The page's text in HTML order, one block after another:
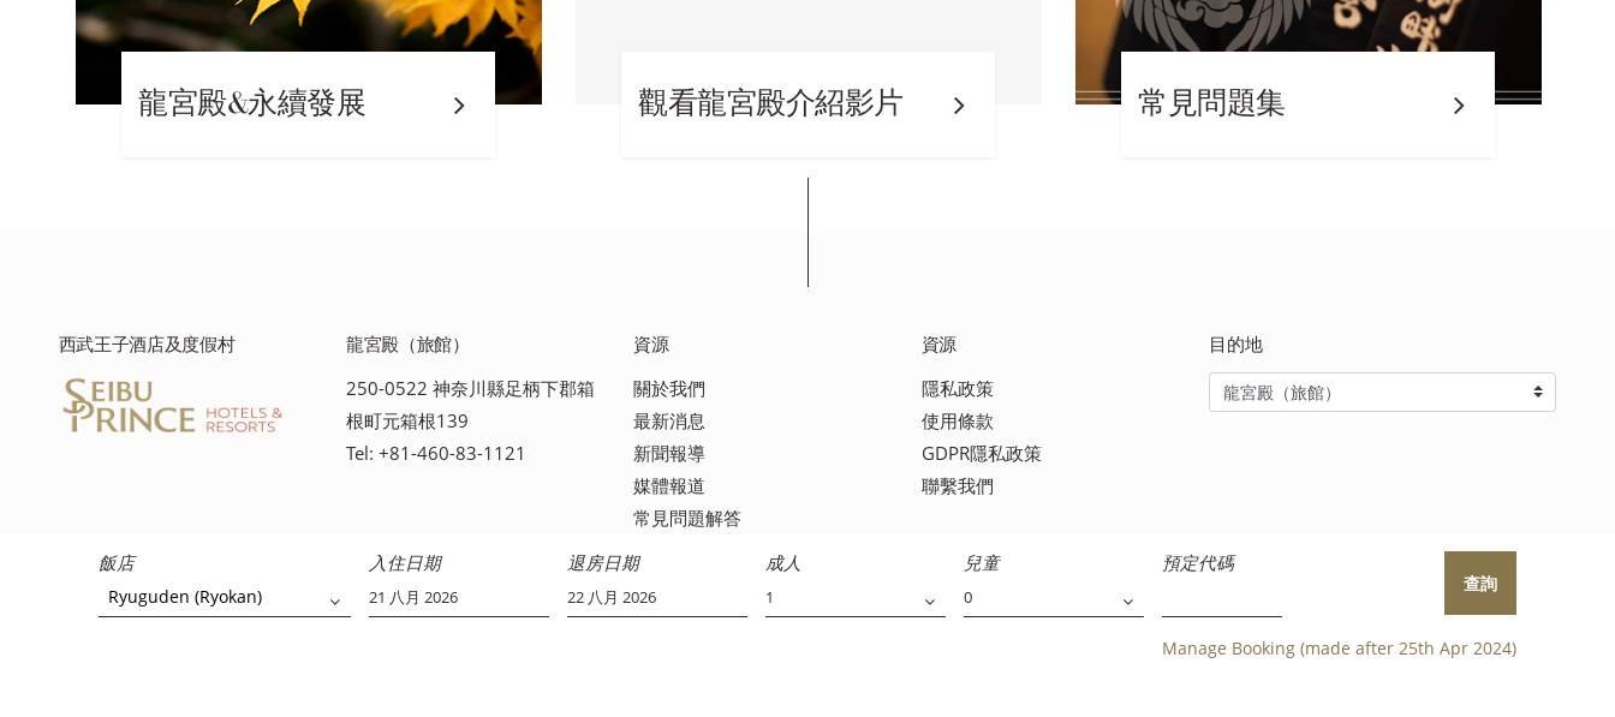
飯店
Ryuguden (Ryokan)
入住日期 退房日期 成人 兒童 預定代碼
查詢
Manage Booking (made after 25th Apr 2024)
龍宮殿&永續發展 觀看龍宮殿介紹影片 常見問題集
西武王子酒店及度假村
龍宮殿（旅館）
250-0522 神奈川縣足柄下郡箱
根町元箱根139
Tel: +81-460-83-1121
資源
關於我們
最新消息
新聞報導
媒體報道
常見問題解答
資源
隱私政策
使用條款
GDPR隱私政策
聯繫我們
目的地